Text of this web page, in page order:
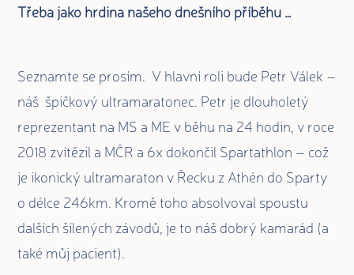
Třeba jako hrdina našeho dnešního příběhu …
Seznamte se prosím. V hlavní roli bude Petr Válek –
náš špičkový ultramaratonec. Petr je dlouholetý
reprezentant na MS a ME v běhu na 24 hodin, v roce
2018 zvítězil a MČR a 6x dokončil Spartathlon – což
je ikonický ultramaraton v Řecku z Athén do Sparty
o délce 246km. Kromě toho absolvoval spoustu
dalších šílených závodů, je to náš dobrý kamarád (a
také můj pacient).